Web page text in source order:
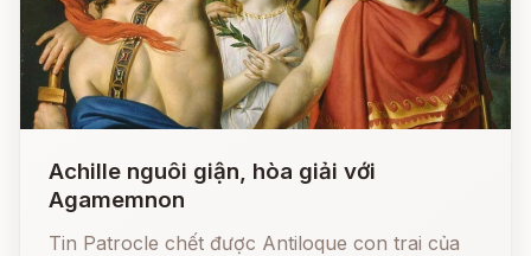
Achille nguôi giận, hòa giải với
Agamemnon
Tin Patrocle chết được Antiloque con trai của